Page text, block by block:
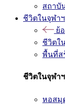
สถาบั
ชีวิตในจุฬาฯ
ย้
ชีวิตใ
พื้นที่ส
ชีวิตในจุฬาฯ
หอสมุ